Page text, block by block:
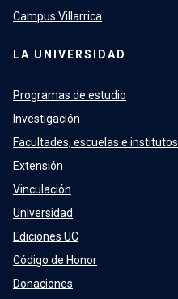
Campus Villarrica
LA UNIVERSIDAD
Programas de estudio
Investigación
Facultades, escuelas e institutos
Extensión
Vinculación
Universidad
Ediciones UC
Código de Honor
Donaciones